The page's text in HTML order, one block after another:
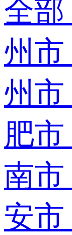
全部
州市
州市
肥市
南市
安市